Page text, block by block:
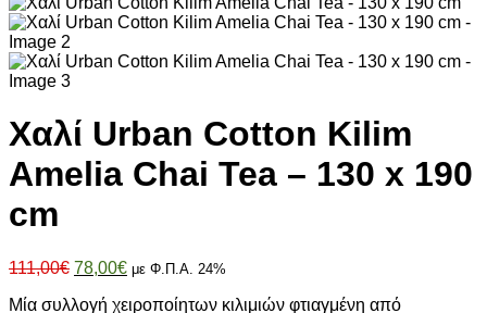
Χαλί Urban Cotton Kilim
Amelia Chai Tea – 130 x 190
cm
111,00€ Original
was:
78,00€Η
τιμή
με Φ.Π.Α. 24%
Μία συλλογή χειροποίητων κιλιμιών φτιαγμένη από